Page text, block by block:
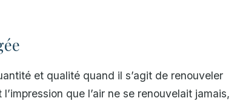
et qualité quand il s’agit de renouveler
que l’air ne se renouvelait jamais,